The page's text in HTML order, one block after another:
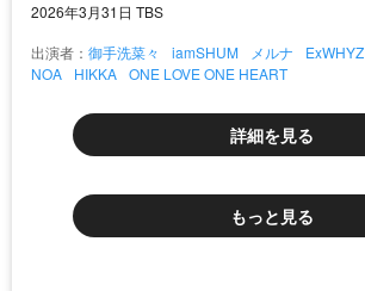
2026年3月31日 TBS
出演者： 御手洗菜々 iamSHUM メルナ ExWHYZ
NOA
HIKKA ONE LOVE ONE HEART
詳細を見る
もっと見る